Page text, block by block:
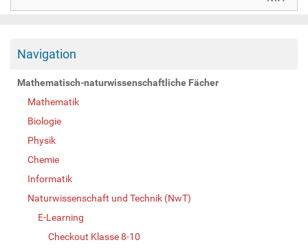
Navigation
Mathematisch-naturwissenschaftliche Fächer
Mathematik
Biologie
Physik
Chemie
Informatik
Naturwissenschaft und Technik (NwT)
E-Learning
Checkout Klasse 8-10